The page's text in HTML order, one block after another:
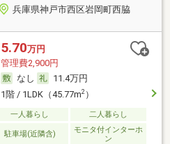
兵庫県神戸市西区岩岡町西脇
5.70万円
管理費2,900円
なし
11.4万円
1階 / 1LDK（45.77m2）
一人暮らし 二人暮らし
駐車場(近隣含)
モニタ付インターホ
ン